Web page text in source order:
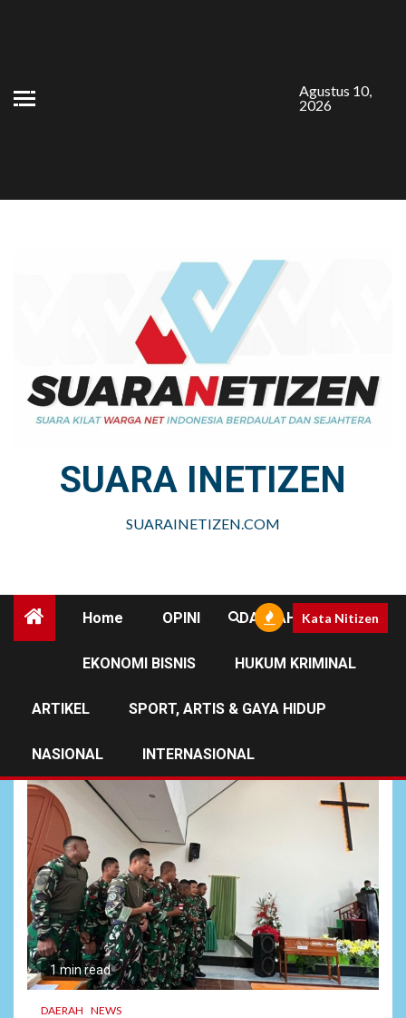
Agustus 10,
2026
SUARA INETIZEN
SUARAINETIZEN.COM
Home OPINI DAERAH
EKONOMI BISNIS HUKUM KRIMINAL
ARTIKEL SPORT, ARTIS & GAYA HIDUP
NASIONAL INTERNASIONAL
Kata Nitizen
1 min read
DAERAH NEWS